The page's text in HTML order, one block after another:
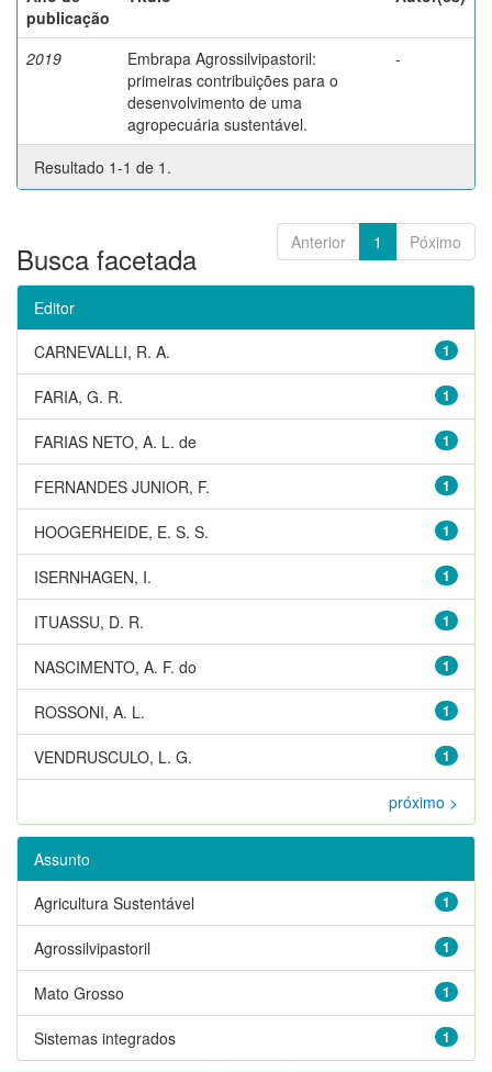
publicação
2019
Embrapa Agrossilvipastoril:
primeiras contribuições para o
desenvolvimento de uma
agropecuária sustentável.
-
Resultado 1-1 de 1.
Anterior 1 Póximo
Busca facetada
Editor
1
CARNEVALLI, R. A.
1
FARIA, G. R.
1
FARIAS NETO, A. L. de
1
FERNANDES JUNIOR, F.
1
HOOGERHEIDE, E. S. S.
1
ISERNHAGEN, I.
1
ITUASSU, D. R.
1
NASCIMENTO, A. F. do
1
ROSSONI, A. L.
1
VENDRUSCULO, L. G.
próximo >
Assunto
1
Agricultura Sustentável
1
Agrossilvipastoril
1
Mato Grosso
1
Sistemas integrados